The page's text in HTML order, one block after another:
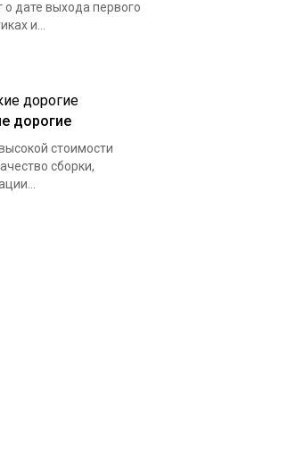
о дате выхода первого
и...
дорогие
стоимости
сборки,